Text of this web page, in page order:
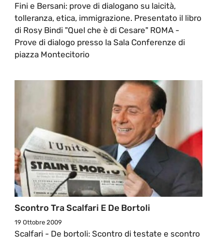
Fini e Bersani: prove di dialogano su laicità,
tolleranza, etica, immigrazione. Presentato il libro
di Rosy Bindi "Quel che è di Cesare" ROMA -
Prove di dialogo presso la Sala Conferenze di
piazza Montecitorio
Scontro Tra Scalfari E De Bortoli
19 Ottobre 2009
Scalfari - De bortoli: Scontro di testate e scontro